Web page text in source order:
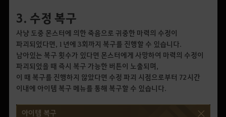
3. 수정 복구
사냥 도중 몬스터에 의한 죽음으로 귀중한 마력의 수정이
파괴되었다면, 1년에 3회까지 복구를 진행할 수 있습니다.
남아있는 복구 횟수가 있다면 몬스터에게 사망하여 마력의 수정이
파괴되었을 때 즉시 복구 가능한 버튼이 노출되며,
이 때 복구를 진행하지 않았다면 수정 파괴 시점으로부터 72시간
이내에 아이템 복구 메뉴를 통해 복구할 수 있습니다.